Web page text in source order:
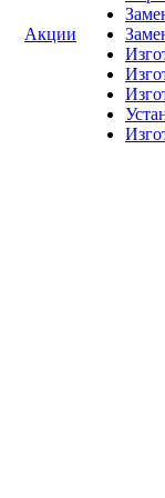
Акции